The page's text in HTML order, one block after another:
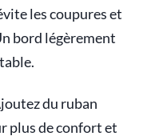
les coupures et
bord légèrement
du ruban
plus de confort et